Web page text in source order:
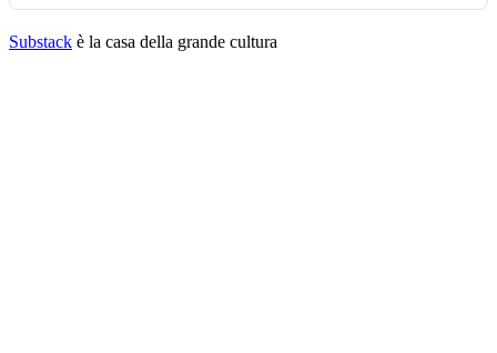
Substack è la casa della grande cultura